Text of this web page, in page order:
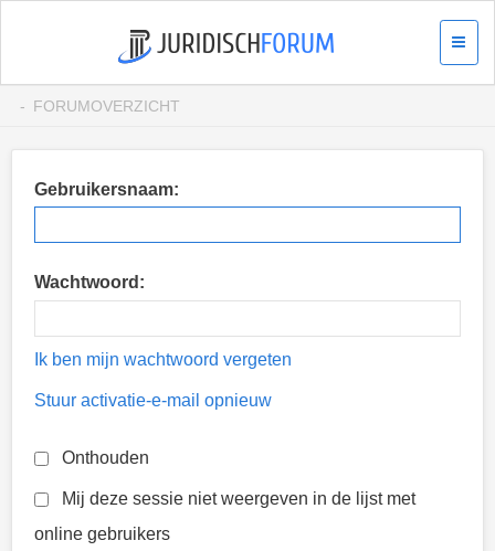
FORUMOVERZICHT
Gebruikersnaam:
Wachtwoord:
Ik ben mijn wachtwoord vergeten
Stuur activatie-e-mail opnieuw
Onthouden
Mij deze sessie niet weergeven in de lijst met
online gebruikers